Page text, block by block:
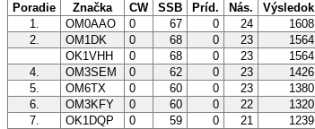
Poradie Značka CW SSB Príd. Nás. Výsledok
1.
OM0AAO 0 67 0 24 1608
2.
OM1DK 0 68 0 23 1564
OK1VHH
0 68 0 23 1564
4.
OM3SEM 0 62 0 23 1426
5.
OM6TX 0 60 0 23 1380
6.
OM3KFY 0 60 0 22 1320
7.
OK1DQP 0 59 0 21 1239